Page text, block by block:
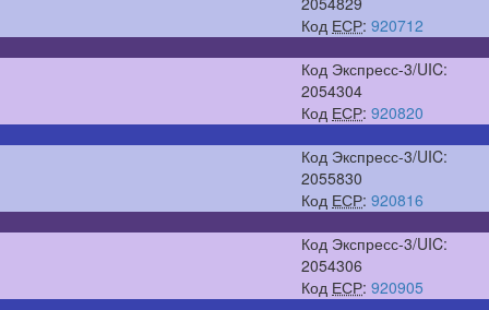
Код ЕСР:920712
Код Экспресс-3/UIC:
2054304
Код ЕСР:920820
Код Экспресс-3/UIC:
2055830
Код ЕСР:920816
Код Экспресс-3/UIC:
2054306
Код ЕСР:920905